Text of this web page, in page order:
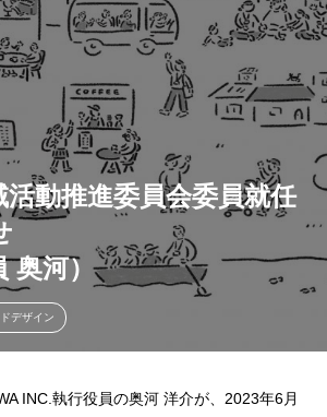
活動推進委員会委員就任
奥河）
デザイン
INC.執行役員の奥河 洋介が、2023年6月